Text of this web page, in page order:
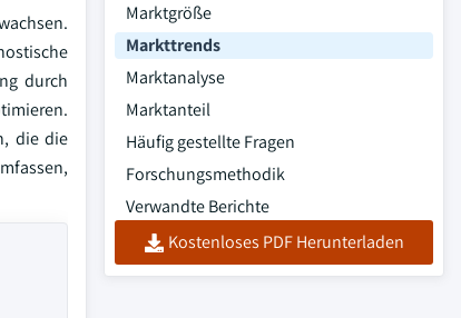
durch
die die
Marktgröße
Markttrends
Marktanalyse
Marktanteil
Häufig gestellte Fragen
Forschungsmethodik
Verwandte Berichte
Kostenloses PDF Herunterladen